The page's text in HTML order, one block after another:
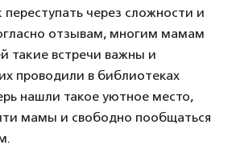
переступать через сложности и
отзывам, многим мамам
такие встречи важны и
проводили в библиотеках
нашли такое уютное место,
мамы и свободно пообщаться